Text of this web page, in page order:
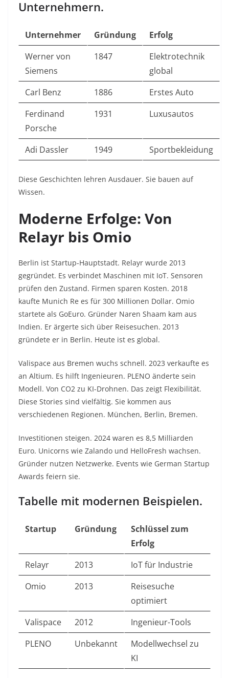
Unternehmern.
Unternehmer Gründung
Erfolg
Werner von
Siemens
1847
Elektrotechnik
global
Carl Benz
1886
Erstes Auto
Ferdinand
Porsche
1931 Luxusautos
Adi Dassler 1949 Sportbekleidung
Diese Geschichten lehren Ausdauer. Sie bauen auf
Wissen.​
Moderne Erfolge: Von
Relayr bis Omio
Berlin ist Startup-Hauptstadt. Relayr wurde 2013
gegründet. Es verbindet Maschinen mit IoT. Sensoren
prüfen den Zustand. Firmen sparen Kosten. 2018
kaufte Munich Re es für 300 Millionen Dollar. Omio
startete als GoEuro. Gründer Naren Shaam kam aus
Indien. Er ärgerte sich über Reisesuchen. 2013
gründete er in Berlin. Heute ist es global.​
Valispace aus Bremen wuchs schnell. 2023 verkaufte es
an Altium. Es hilft Ingenieuren. PLENO änderte sein
Modell. Von CO2 zu KI-Drohnen. Das zeigt Flexibilität.
Diese Stories sind vielfältig. Sie kommen aus
verschiedenen Regionen. München, Berlin, Bremen.​
Investitionen steigen. 2024 waren es 8,5 Milliarden
Euro. Unicorns wie Zalando und HelloFresh wachsen.
Gründer nutzen Netzwerke. Events wie German Startup
Awards feiern sie.​
Tabelle mit modernen Beispielen.
Startup Gründung
Schlüssel zum
Erfolg
Relayr
2013
IoT für Industrie
Omio
2013
Reisesuche
optimiert
Valispace
2012
Ingenieur-Tools
PLENO
Unbekannt
Modellwechsel zu
KI